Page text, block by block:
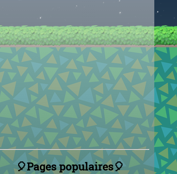
🎈Pages populaires🎈